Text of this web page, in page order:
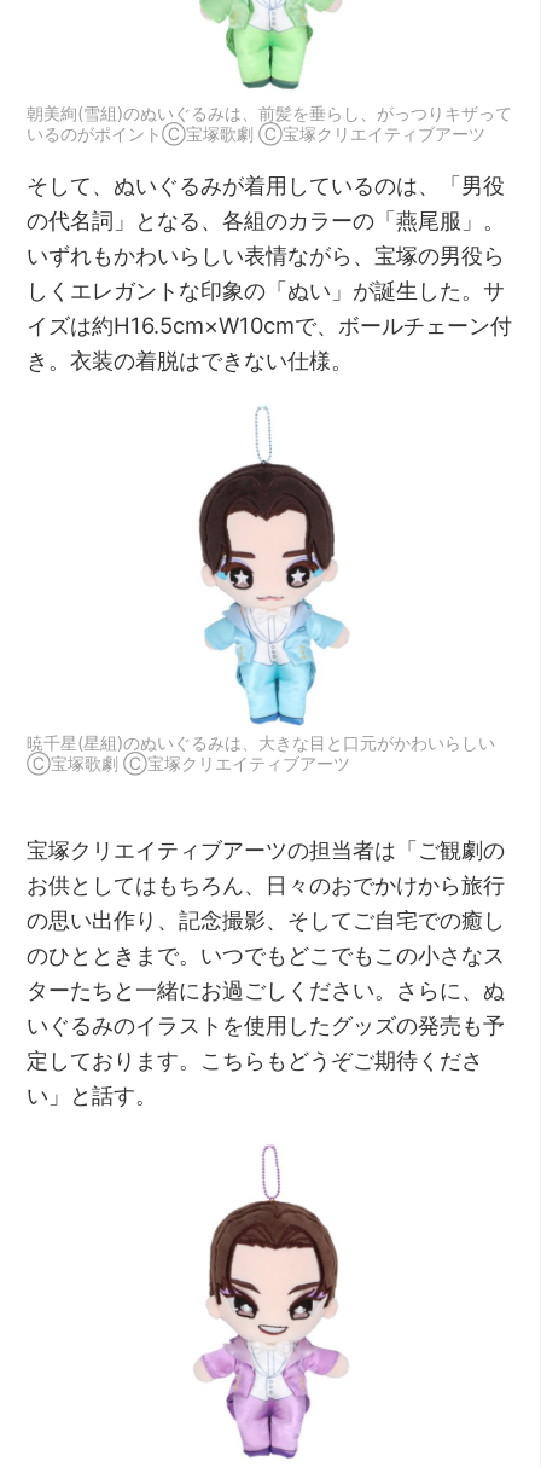
朝美絢(雪組)のぬいぐるみは、前髪を垂らし、がっつりキザって
いるのがポイントⒸ宝塚歌劇 Ⓒ宝塚クリエイティブアーツ
そして、ぬいぐるみが着用しているのは、「男役
の代名詞」となる、各組のカラーの「燕尾服」。
いずれもかわいらしい表情ながら、宝塚の男役ら
しくエレガントな印象の「ぬい」が誕生した。サ
イズは約H16.5cm×W10cmで、ボールチェーン付
き。衣装の着脱はできない仕様。
暁千星(星組)のぬいぐるみは、大きな目と口元がかわいらしい
Ⓒ宝塚歌劇 Ⓒ宝塚クリエイティブアーツ
宝塚クリエイティブアーツの担当者は「ご観劇の
お供としてはもちろん、日々のおでかけから旅行
の思い出作り、記念撮影、そしてご自宅での癒し
のひとときまで。いつでもどこでもこの小さなス
ターたちと一緒にお過ごしください。さらに、ぬ
いぐるみのイラストを使用したグッズの発売も予
定しております。こちらもどうぞご期待くださ
い」と話す。